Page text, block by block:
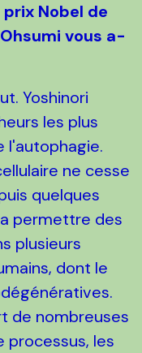
Nobel de
vous a-
Yoshinori
les plus
l'autophagie.
ne cesse
quelques
permettre des
plusieurs
dont le
de nombreuses
processus, les